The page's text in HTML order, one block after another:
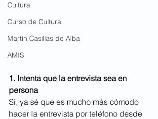
Cultura
Curso de Cultura
Martín Casillas de Alba
AMIS
1. Intenta que la entrevista sea en
persona
Sí, ya sé que es mucho más cómodo
hacer la entrevista por teléfono desde